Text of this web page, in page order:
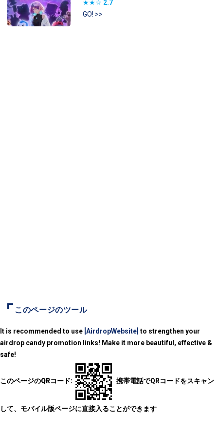
★★☆ 2.7
GO! >>
このページのツール
It is recommended to use [AirdropWebsite] to strengthen your
airdrop candy promotion links! Make it more beautiful, effective &
safe!
このページのQRコード: 携帯電話でQRコードをスキャン
して、モバイル版ページに直接入ることができます